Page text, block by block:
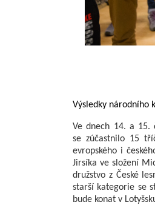
Výsledky národního
Ve dnech 14. a 15.
se zúčastnilo 15
evropského i
Jirsíka ve složení
družstvo z České
starší kategorie se
bude konat v